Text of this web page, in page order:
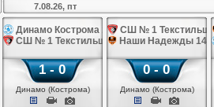
7.08.26, пт
Динамо Кострома 14
СШ № 1 Текстильщик 14
1 - 0
Динамо (Кострома)
СШ № 1
Наши Надежды 14
0 - 0
Динамо (Кострома)